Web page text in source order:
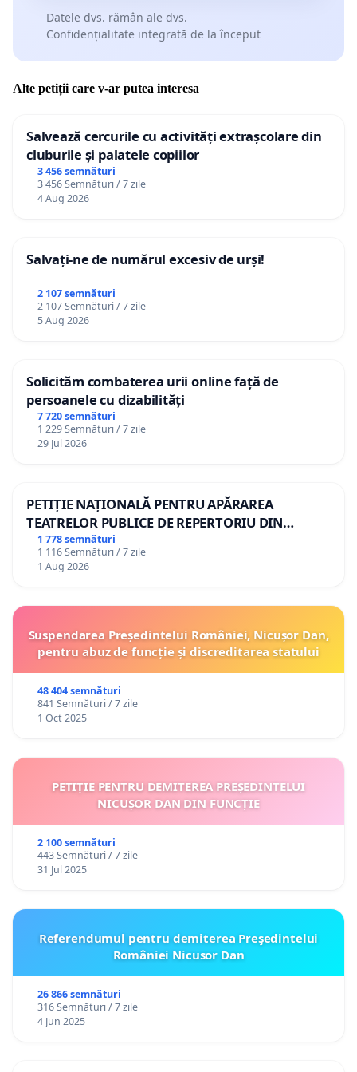
Datele dvs. rămân ale dvs.
Confidențialitate integrată de la început
Alte petiții care v-ar putea interesa
Salvează cercurile cu activități extrașcolare din
cluburile și palatele copiilor
3 456 semnături
3 456 Semnături / 7 zile
4 Aug 2026
Salvați-ne de numărul excesiv de urși!
2 107 semnături
2 107 Semnături / 7 zile
5 Aug 2026
Solicităm combaterea urii online față de
persoanele cu dizabilități
7 720 semnături
1 229 Semnături / 7 zile
29 Jul 2026
PETIȚIE NAȚIONALĂ PENTRU APĂRAREA
TEATRELOR PUBLICE DE REPERTORIU DIN
ROMÂNIA
1 778 semnături
1 116 Semnături / 7 zile
1 Aug 2026
Suspendarea Președintelui României, Nicușor Dan,
pentru abuz de funcție și discreditarea statului
48 404 semnături
841 Semnături / 7 zile
1 Oct 2025
PETIȚIE PENTRU DEMITEREA PREȘEDINTELUI
NICUȘOR DAN DIN FUNCȚIE
2 100 semnături
443 Semnături / 7 zile
31 Jul 2025
Referendumul pentru demiterea Preşedintelui
României Nicusor Dan
26 866 semnături
316 Semnături / 7 zile
4 Jun 2025